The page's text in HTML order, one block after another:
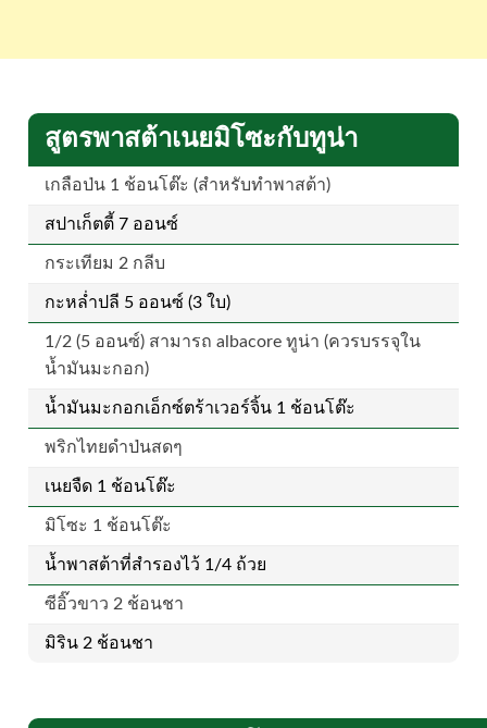
สูตรพาสต้าเนยมิโซะกับทูน่า
เกลือป่น 1 ช้อนโต๊ะ (สำหรับทำพาสต้า)
สปาเก็ตตี้ 7 ออนซ์
กระเทียม 2 กลีบ
กะหล่ำปลี 5 ออนซ์ (3 ใบ)
1/2 (5 ออนซ์) สามารถ albacore ทูน่า (ควรบรรจุใน
น้ำมันมะกอก)
น้ำมันมะกอกเอ็กซ์ตร้าเวอร์จิ้น 1 ช้อนโต๊ะ
พริกไทยดำป่นสดๆ
เนยจืด 1 ช้อนโต๊ะ
มิโซะ 1 ช้อนโต๊ะ
น้ำพาสต้าที่สำรองไว้ 1/4 ถ้วย
ซีอิ๊วขาว 2 ช้อนชา
มิริน 2 ช้อนชา